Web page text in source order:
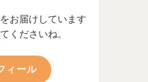
お届けしています
くださいね。
ィール